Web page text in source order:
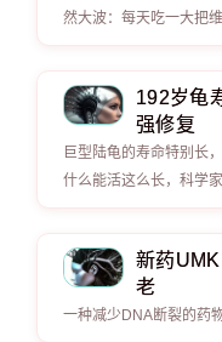
然大波：每天吃一大把
192岁龟
强修复
巨型陆龟的寿命特别长
什么能活这么长，科学
新药
老
一种减少DNA断裂的药